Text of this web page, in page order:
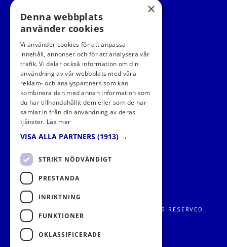
FÖLJ OSS I SOCIALA MEDIER
FRITIDS METROPOLEN AB 2026. ALL RIGHTS RESERVED.
×
Denna webbplats
använder cookies
Vi använder cookies för att anpassa
innehåll, annonser och för att analysera vår
trafik. Vi delar också information om din
användning av vår webbplats med våra
reklam- och analyspartners som kan
kombinera den med annan information som
du har tillhandahållit dem eller som de har
samlat in från din användning av deras
tjänster. Läs mer
VISA ALLA PARTNERS (1913) →
STRIKT NÖDVÄNDIGT
PRESTANDA
INRIKTNING
FUNKTIONER
OKLASSIFICERADE